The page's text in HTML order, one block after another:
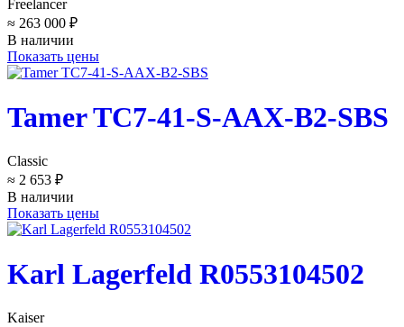
Freelancer
≈ 263 000 ₽
В наличии
Показать цены
Tamer TC7-41-S-AAX-B2-SBS
Classic
≈ 2 653 ₽
В наличии
Показать цены
Karl Lagerfeld R0553104502
Kaiser